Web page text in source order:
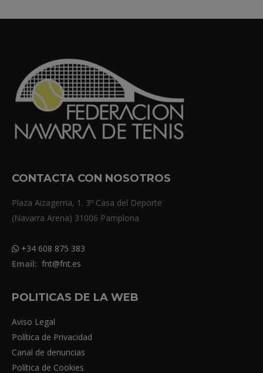
CONTACTA CON NOSOTROS
Plaza Aizagerria, 1. 3º Casa del Deporte
(Navarra Arena) 31006 Pamplona
+34 608 875 383
Email: fnt@fnt.es
POLITICAS DE LA WEB
Aviso Legal
Política de Privacidad
Canal de denuncias
Política de Cookies